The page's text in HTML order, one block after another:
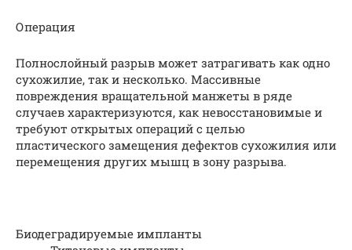
Операция
Полнослойный разрыв может затрагивать как одно
сухожилие, так и несколько. Массивные
повреждения вращательной манжеты в ряде
случаев характеризуются, как невосстановимые и
требуют открытых операций с целью
пластического замещения дефектов сухожилия или
перемещения других мышц в зону разрыва.
Биодеградируемые импланты